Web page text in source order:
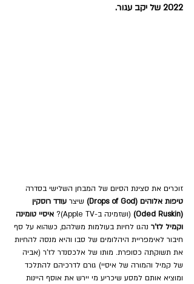
2022 של יקב עגור.
זוכרים את סצינת הסיום של המבחן השלישי בסדרה
טיפות אלוהים (Drops of God)
שיצר עודד רוסקין
(Oded Ruskin)
(ושזמינה ב-Apple TV)?
איסיי טומינה
וקמיל לז'ר נהגו לחיות בעולמות משלהם, כשהוא על סף
חיבור לאימפריית היהלומים של סבו והיא מנסה להחיות
את תשוקתה כסופרת. מותו של אלכסנדר לז'ר (אביה
של קמיל והמורה של איסיי) גורם לדרכיהם להתלכד
ומוציא אותם למסע שיכריע מי יירש את אוסף היינות